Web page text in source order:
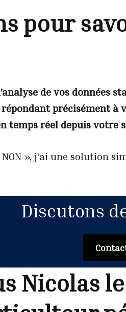
pour
de vos données
répondant précisément
temps réel depuis votre
», j’ai une solution
Discutons
Nicolas